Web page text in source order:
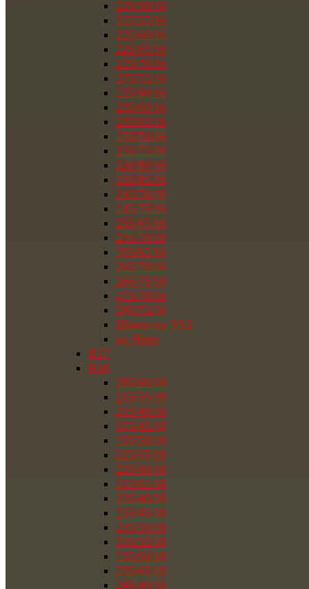
225/50/16
225/55/16
225/60/16
225/65/16
225/70/16
225/75/16
225/80/16
235/60/16
235/65/16
235/70/16
235/75/16
235/80/16
235/85/16
245/70/16
245/75/16
255/65/16
255/70/16
265/65/16
265/70/16
265/75/16
275/70/16
285/75/16
Шины на УАЗ
на Ниву
R17
R18
285/60/18
215/55/18
225/40/18
225/45/18
225/50/18
225/55/18
225/60/18
225/65/18
235/40/18
235/45/18
235/50/18
235/55/18
235/60/18
235/65/18
245/40/18